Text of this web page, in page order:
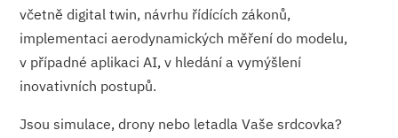
včetně digital twin, návrhu řídících zákonů,
implementaci aerodynamických měření do modelu,
v případné aplikaci AI, v hledání a vymýšlení
inovativních postupů.
Jsou simulace, drony nebo letadla Vaše srdcovka?